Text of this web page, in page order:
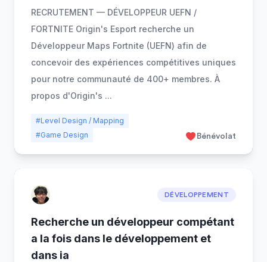
RECRUTEMENT — DÉVELOPPEUR UEFN /
FORTNITE Origin's Esport recherche un
Développeur Maps Fortnite (UEFN) afin de
concevoir des expériences compétitives uniques
pour notre communauté de 400+ membres. À
propos d'Origin's ...
#Level Design / Mapping
#Game Design
Bénévolat
DÉVELOPPEMENT
Recherche un développeur compétant
a la fois dans le développement et
dans ia